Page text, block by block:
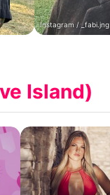
Instagram / _fabi.jng
Island)